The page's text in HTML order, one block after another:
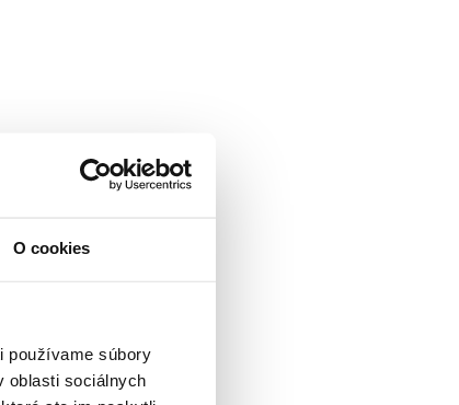
O cookies
používame súbory
oblasti sociálnych